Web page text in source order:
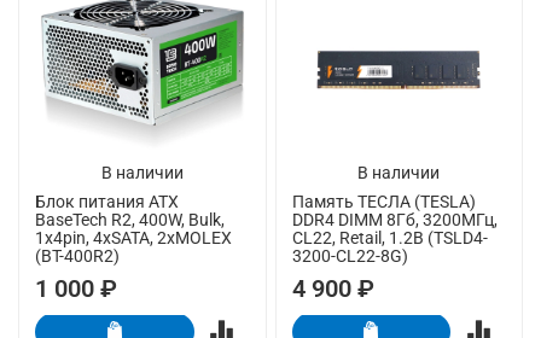
В наличии
Блок питания ATX
BaseTech R2, 400W, Bulk,
1x4pin, 4xSATA, 2xMOLEX
(BT-400R2)
1 000 ₽
В наличии
Память ТЕСЛА (TESLA)
DDR4 DIMM 8Гб, 3200МГц,
CL22, Retail, 1.2В (TSLD4-
3200-CL22-8G)
4 900 ₽